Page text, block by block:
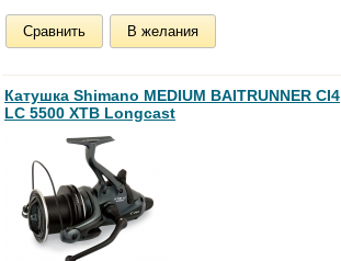
Сравнить В желания
Катушка Shimano MEDIUM BAITRUNNER CI4
LC 5500 XTB Longcast